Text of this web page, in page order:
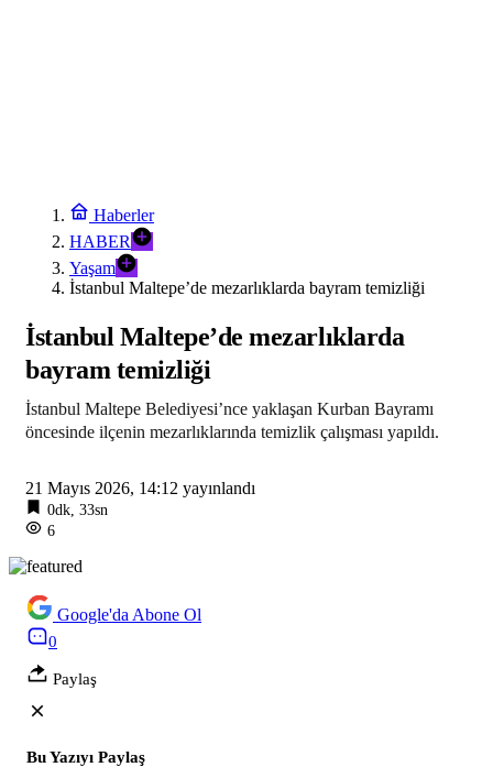
Haberler
HABER
Yaşam
İstanbul Maltepe’de mezarlıklarda bayram temizliği
İstanbul Maltepe’de mezarlıklarda
bayram temizliği
İstanbul Maltepe Belediyesi’nce yaklaşan Kurban Bayramı
öncesinde ilçenin mezarlıklarında temizlik çalışması yapıldı.
21 Mayıs 2026, 14:12 yayınlandı
0dk, 33sn
6
Google'da Abone Ol
0
Paylaş
Bu Yazıyı Paylaş